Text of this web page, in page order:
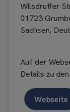
Wilsdruffer
01723
Sachsen,
Auf der
Details zu
Webseite